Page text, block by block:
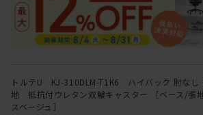
トルテU KJ-310DLM-T1K6 ハイバック 肘なし
地 抵抗付ウレタン双輪キャスター ［ベース/張
スベージュ］